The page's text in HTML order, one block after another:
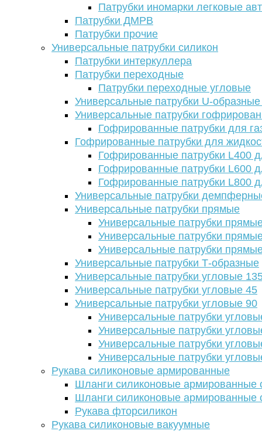
Патрубки иномарки легковые
Патрубки ДМРВ
Патрубки прочие
Универсальные патрубки силикон
Патрубки интеркуллера
Патрубки переходные
Патрубки переходные угловые
Универсальные патрубки U-
Универсальные патрубки
Гофрированные патрубки для
Гофрированные патрубки для
Гофрированные патрубки L400
Гофрированные патрубки L600
Гофрированные патрубки L800
Универсальные патрубки
Универсальные патрубки прямые
Универсальные патрубки
Универсальные патрубки
Универсальные патрубки
Универсальные патрубки Т-образные
Универсальные патрубки угловые
Универсальные патрубки угловые 45
Универсальные патрубки угловые 90
Универсальные патрубки
Универсальные патрубки
Универсальные патрубки
Универсальные патрубки
Рукава силиконовые армированные
Шланги силиконовые армированные
Шланги силиконовые армированные
Рукава фторсиликон
Рукава силиконовые вакуумные